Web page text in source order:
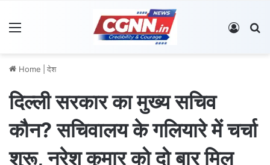
Log In
Home देश
दिल्ली सरकार का मुख्य सचिव
कौन? सचिवालय के गलियारे में चर्चा
शुरू, नरेश कुमार को दो बार मिल